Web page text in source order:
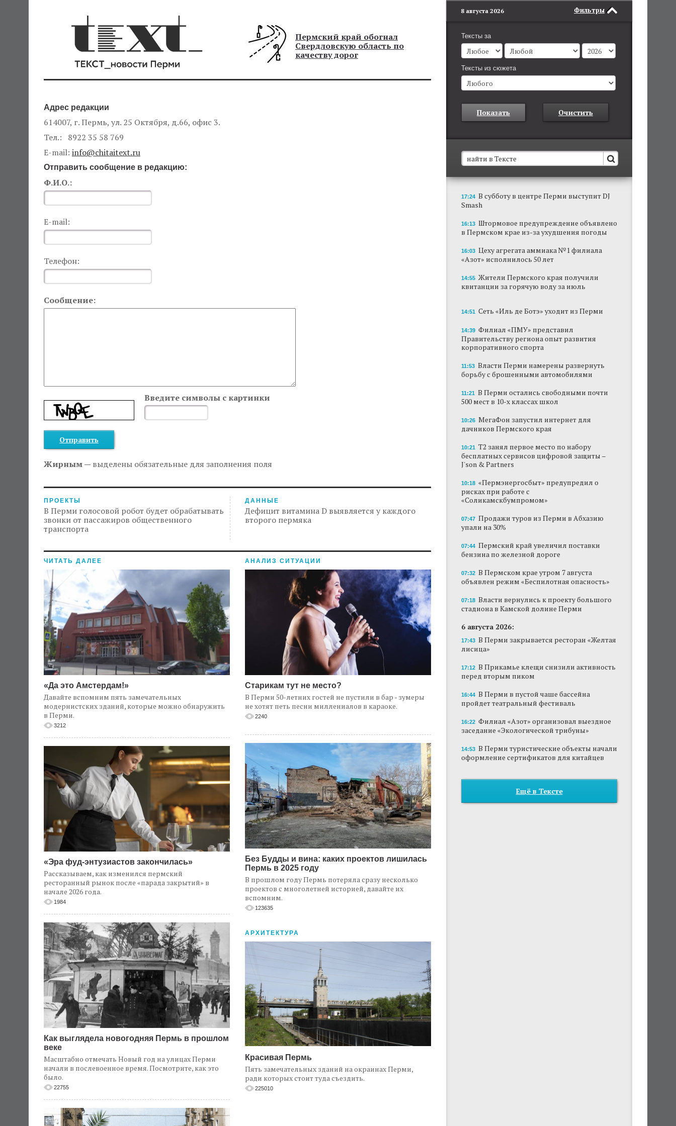
Пермский край обогнал
Свердловскую область по
качеству дорог
Адрес редакции
614007, г. Пермь, ул. 25 Октября, д.66, офис 3.
Тел.: 8922 35 58 769
E-mail: info@chitaitext.ru
Отправить сообщение в редакцию:
Ф.И.О.:
E-mail:
Телефон:
Сообщение:
Введите символы с картинки
Жирным — выделены обязательные для заполнения поля
ПРОЕКТЫ
В Перми голосовой робот будет обрабатывать
звонки от пассажиров общественного
транспорта
ДАННЫЕ
Дефицит витамина D выявляется у каждого
второго пермяка
ЧИТАТЬ ДАЛЕЕ
«Да это Амстердам!»
Давайте вспомним пять замечательных
модернистских зданий, которые можно обнаружить
в Перми.
3212
«Эра фуд-энтузиастов закончилась»
Рассказываем, как изменился пермский
ресторанный рынок после «парада закрытий» в
начале 2026 года.
1984
Как выглядела новогодняя Пермь в прошлом
веке
Масштабно отмечать Новый год на улицах Перми
начали в послевоенное время. Посмотрите, как это
было.
22755
АНАЛИЗ СИТУАЦИИ
Старикам тут не место?
В Перми 50-летних гостей не пустили в бар - зумеры
не хотят петь песни миллениалов в караоке.
2240
Без Будды и вина: каких проектов лишилась
Пермь в 2025 году
В прошлом году Пермь потеряла сразу несколько
проектов с многолетней историей, давайте их
вспомним.
123635
АРХИТЕКТУРА
Красивая Пермь
Пять замечательных зданий на окраинах Перми,
ради которых стоит туда съездить.
225010
Фильтры
8 августа 2026
Тексты за
Тексты из сюжета
Показать Очистить
В Пермском крае установят новые станции
обнаружения беспилотников
Они используются для обнаружения и
отслеживания БПЛА в воздухе.
В субботу в центре Перми выступит DJ Smash
Сеть «Иль де Ботэ» уходит из Перми
Власти Перми намерены развернуть борьбу
с брошенными автомобилями
Продажи туров из Перми в Абхазию упали
на 30%
Власти вернулись к проекту большого
стадиона в Камской долине Перми
В Перми закрывается ресторан «Желтая
лисица»
В Перми в пустой чаше бассейна пройдет
театральный фестиваль
17:24 В субботу в центре Перми выступит DJ
Smash
16:13 Штормовое предупреждение объявлено
в Пермском крае из-за ухудшения погоды
16:03 Цеху агрегата аммиака №1 филиала
«Азот» исполнилось 50 лет
14:55 Жители Пермского края получили
квитанции за горячую воду за июль
14:51 Сеть «Иль де Ботэ» уходит из Перми
14:39 Филиал «ПМУ» представил
Правительству региона опыт развития
корпоративного спорта
11:53 Власти Перми намерены развернуть
борьбу с брошенными автомобилями
11:21 В Перми остались свободными почти
500 мест в 10-х классах школ
10:26 МегаФон запустил интернет для
дачников Пермского края
10:21 Т2 занял первое место по набору
бесплатных сервисов цифровой защиты –
J'son & Partners
10:18 «Пермэнергосбыт» предупредил о
рисках при работе с
«Соликамскбумпромом»
07:47 Продажи туров из Перми в Абхазию
упали на 30%
07:44 Пермский край увеличил поставки
бензина по железной дороге
07:32 В Пермском крае утром 7 августа
объявлен режим «Беспилотная опасность»
07:18 Власти вернулись к проекту большого
стадиона в Камской долине Перми
6 августа 2026:
17:43 В Перми закрывается ресторан «Желтая
лисица»
17:12 В Прикамье клещи снизили активность
перед вторым пиком
16:44 В Перми в пустой чаше бассейна
пройдет театральный фестиваль
16:22 Филиал «Азот» организовал выездное
заседание «Экологической трибуны»
14:53 В Перми туристические объекты начали
оформление сертификатов для китайцев
Ещё в Тексте